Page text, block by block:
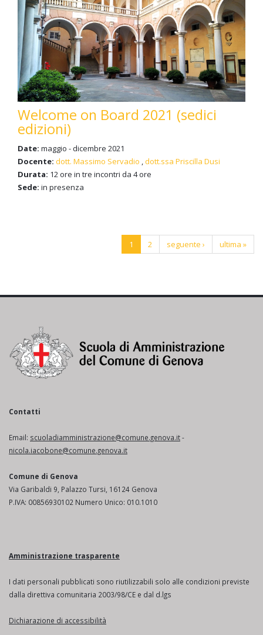
Welcome on Board 2021 (sedici
edizioni)
Date: maggio - dicembre 2021
Docente: dott. Massimo Servadio dott.ssa Priscilla Dusi
Durata: 12 ore in tre incontri da 4 ore
Sede: in presenza
1 2 seguente › ultima »
Contatti
Email: scuoladiamministrazione@comune.genova.it-
nicola.iacobone@comune.genova.it
Comune di Genova
Via Garibaldi 9, Palazzo Tursi, 16124 Genova
P.IVA: 00856930102 Numero Unico: 010.1010
Amministrazione trasparente
I dati personali pubblicati sono riutilizzabili solo alle condizioni previste
dalla direttiva comunitaria 2003/98/CE e dal d.lgs
Dichiarazione di accessibilità